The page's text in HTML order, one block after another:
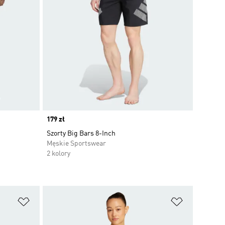
Price
179 zł
Szorty Big Bars 8-Inch
Męskie Sportswear
2 kolory